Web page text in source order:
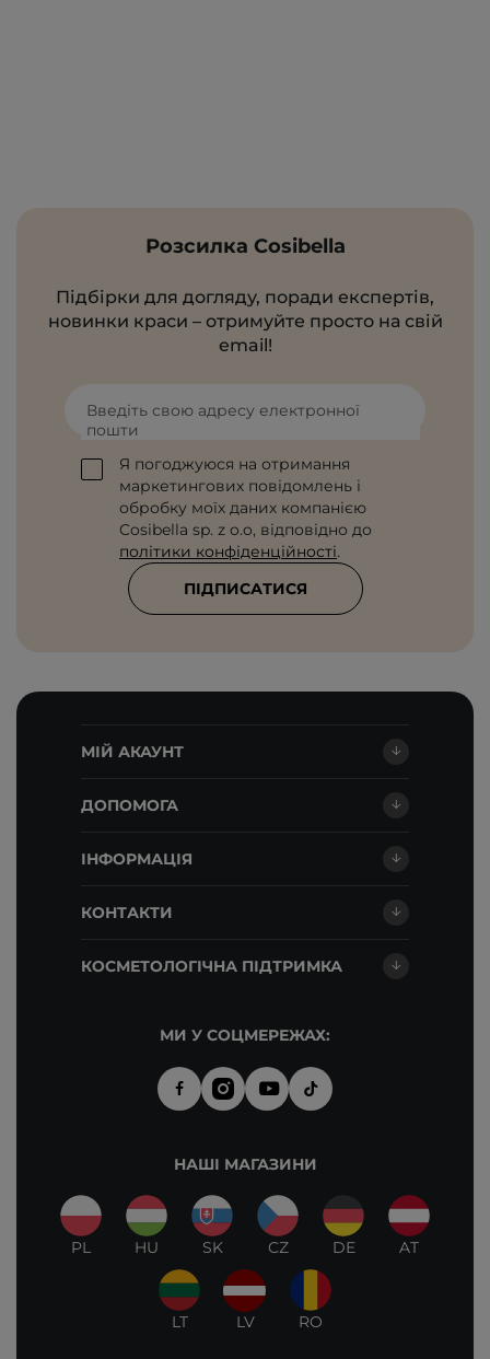
Розсилка Cosibella
Підбірки для догляду, поради експертів,
новинки краси – отримуйте просто на свій
email!
Введіть свою адресу електронної
пошти
Я погоджуюся на отримання
маркетингових повідомлень і
обробку моїх даних компанією
Cosibella sp. z o.o, відповідно до
політики конфіденційності.
ПІДПИСАТИСЯ
МІЙ АКАУНТ
ДОПОМОГА
ІНФОРМАЦІЯ
КОНТАКТИ
КОСМЕТОЛОГІЧНА ПІДТРИМКА
МИ У СОЦМЕРЕЖАХ:
НАШІ МАГАЗИНИ
PL HU SK CZ DE AT
LT LV RO